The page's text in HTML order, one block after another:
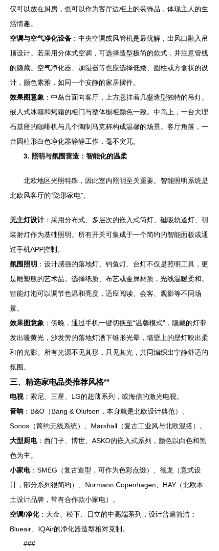
仅可以放在厨房，也可以作为客厅边柜上的装饰品，体现主人的生
活情趣。
空调与空气净化设备 ：中央空调或风管机是最优解，出风口融入吊
顶设计。若采用分体式空调，可选择造型极简的款式，并注意管线
的隐藏。空气净化器、加湿器等也应选择低矮、圆柱或方盒状的设
计，颜色素雅，如同一个安静的家居摆件。
效果图意象 ：中岛台面向客厅，上方悬挂着几盏造型独特的吊灯。
嵌入式冰箱和烤箱的柜门与整体橱柜颜色一致。中岛上，一台大理
石基座的咖啡机与几个陶制马克杯构成温馨的场景。客厅角落，一
台圆柱形白色净化器静静工作，毫不突兀。
3. 照明与氛围营造：智能化的温柔
北欧地区光照特殊，因此室内照明至关重要。智能照明系统是
北欧风客厅的“隐形家电”。
无主灯设计 ：采用分布式、多层次的嵌入式筒灯、磁吸轨道灯、明
装射灯作为基础照明。所有开关可集成于一个简约的智能面板或通
过手机APP控制。
氛围照明 ：设计感强的落地灯、钓鱼灯、台灯不仅是照明工具，更
是雕塑般的艺术品。选择纸质、布艺或金属材质，光线温暖柔和。
智能灯泡可以调节色温和亮度，适应阅读、会客、观影等不同场
景。
效果图意象 ：傍晚，通过手机一键切换至“温馨模式”，隐藏的灯带
发出暖黄光，沙发旁的落地灯洒下锥形光晕，墙壁上的壁灯映出柔
和的光影。所有光源不见其形，只见其光，共同编织出宁静舒适的
氛围。
三、精选家电品类推荐风格**
电视：索尼、三星、LG的超薄系列，或海信的激光电视。
音响 ：B&O（Bang & Olufsen，本身就是北欧设计典范）、
Sonos（简约无线系统）、Marshall（复古工业风与北欧混搭）。
大型厨电：西门子、博世、ASKO的嵌入式系列，颜色以白色和黑
色为主。
小家电：SMEG（复古造型，可作为色彩点缀）、德龙（意式设
计，部分系列很简约）、Normann Copenhagen、HAY（北欧本
土设计品牌，常有合作款小家电）。
空调/净化：大金、松下、日立的中高端系列，设计普遍简洁；
Blueair、IQAir的净化器造型相对克制。
###